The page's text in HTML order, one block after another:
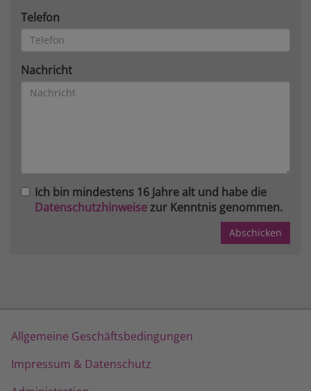
Telefon
Nachricht
Ich bin mindestens 16 Jahre alt und habe die
Datenschutzhinweisezur Kenntnis genommen.
Allgemeine Geschäftsbedingungen
Impressum & Datenschutz